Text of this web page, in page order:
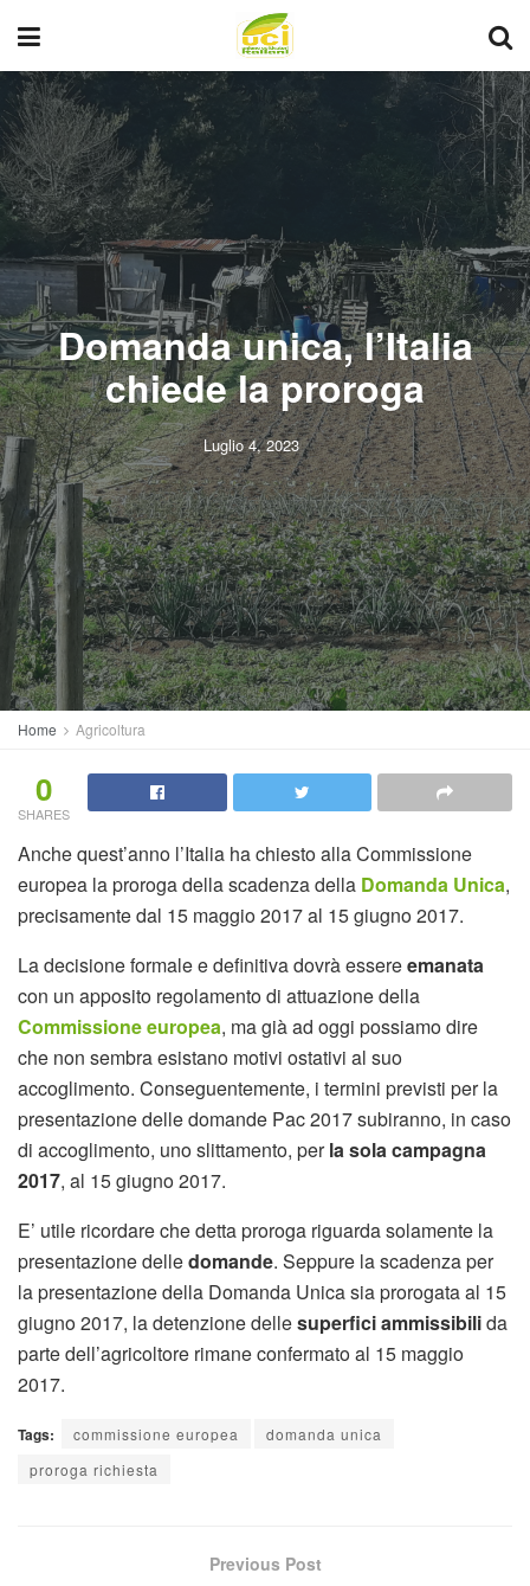
Domanda unica, l’Italia
chiede la proroga
Luglio 4, 2023
Home Agricoltura
0
SHARES
Anche quest’anno l’Italia ha chiesto alla Commissione
europea la proroga della scadenza della Domanda Unica,
precisamente dal 15 maggio 2017 al 15 giugno 2017.
La decisione formale e definitiva dovrà essereemanata
con un apposito regolamento di attuazione della
Commissione europea, ma già ad oggi possiamo dire
che non sembra esistano motivi ostativi al suo
accoglimento. Conseguentemente, i termini previsti per la
presentazione delle domande Pac 2017 subiranno, in caso
di accoglimento, uno slittamento, perla sola campagna
2017, al 15 giugno 2017.
E’ utile ricordare che detta proroga riguarda solamente la
presentazione delledomande. Seppure la scadenza per
la presentazione della Domanda Unica sia prorogata al 15
giugno 2017, la detenzione dellesuperfici ammissibilida
parte dell’agricoltore rimane confermato al 15 maggio
2017.
Tags: commissione europea
domanda unica
proroga richiesta
Previous Post